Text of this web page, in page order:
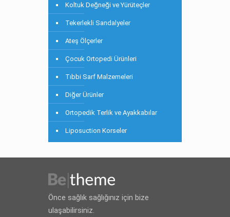
Koltuk Değneği ve Yürüteçler
Tekerlekli Sandalyeler
Ateş Ölçerler
Çocuk Ortopedi Ürünleri
Tıbbi Sarf Malzemeleri
Diğer Ürünler
Ortopedik Terlik ve Ayakkabılar
Liposuction Korseler
Önce sağlık sağlığınız için bize
ulaşabilirsiniz.